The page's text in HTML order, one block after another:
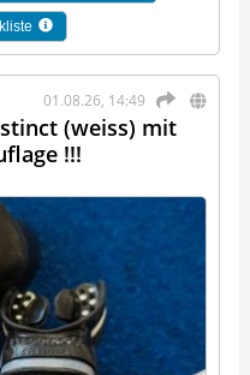
01.08.26, 14:49
(weiss) mit
!!!